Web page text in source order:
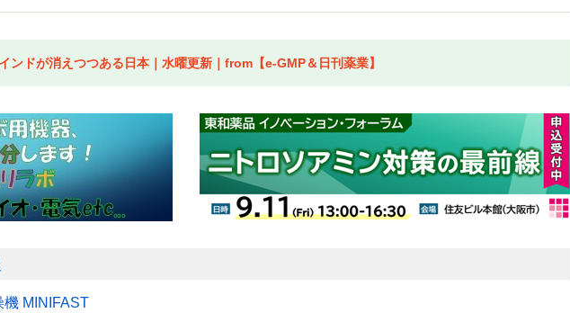
ンドが消えつつある日本｜水曜更新｜from【e-GMP＆日刊薬業】
MINIFAST